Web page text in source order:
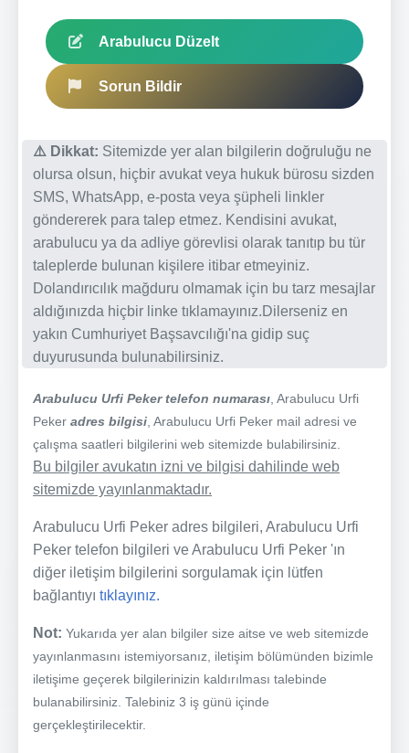
Arabulucu Düzelt
Sorun Bildir
⚠️ Dikkat: Sitemizde yer alan bilgilerin doğruluğu ne
olursa olsun, hiçbir avukat veya hukuk bürosu sizden
SMS, WhatsApp, e-posta veya şüpheli linkler
göndererek para talep etmez. Kendisini avukat,
arabulucu ya da adliye görevlisi olarak tanıtıp bu tür
taleplerde bulunan kişilere itibar etmeyiniz.
Dolandırıcılık mağduru olmamak için bu tarz mesajlar
aldığınızda hiçbir linke tıklamayınız.Dilerseniz en
yakın Cumhuriyet Başsavcılığı'na gidip suç
duyurusunda bulunabilirsiniz.
Arabulucu Urfi Peker telefon numarası , Arabulucu Urfi
Peker adres bilgisi , Arabulucu Urfi Peker mail adresi ve
çalışma saatleri bilgilerini web sitemizde bulabilirsiniz.
Bu bilgiler avukatın izni ve bilgisi dahilinde web
sitemizde yayınlanmaktadır.
Arabulucu Urfi Peker adres bilgileri, Arabulucu Urfi
Peker telefon bilgileri ve Arabulucu Urfi Peker 'ın
diğer iletişim bilgilerini sorgulamak için lütfen
bağlantıyı tıklayınız.
Not: Yukarıda yer alan bilgiler size aitse ve web sitemizde
yayınlanmasını istemiyorsanız, iletişim bölümünden bizimle
iletişime geçerek bilgilerinizin kaldırılması talebinde
bulanabilirsiniz. Talebiniz 3 iş günü içinde
gerçekleştirilecektir.